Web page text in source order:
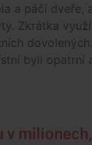
a páčí dveře,
Zkrátka
byli opatrní
v